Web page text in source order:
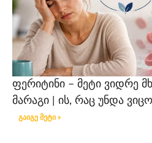
ფერიტინი – მეტი ვიდრე
მარაგი | ის, რაც უნდა
გაიგე მეტი »